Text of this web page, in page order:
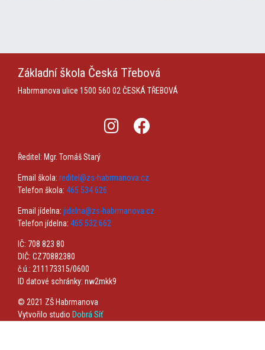
Základní škola Česká Třebová
Habrmanova ulice 1500 560 02 ČESKÁ TŘEBOVÁ
Ředitel: Mgr. Tomáš Starý
Email škola: reditel@zs-habrmanova.cz
Telefon škola: 465 534 626
Email jídelna: jidelna@zs-habrmanova.cz
Telefon jídelna: 465 532 662
IČ: 708 823 80
DIČ: CZ70882380
č.ú.: 211173315/0600
ID datové schránky: nw2mkk9
© 2021 ZŠ Habrmanova
Vytvořilo studio Dobrá Síť